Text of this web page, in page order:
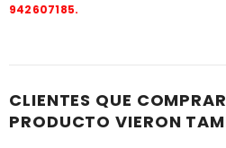
942607185.
CLIENTES QUE
PRODUCTO VIERON